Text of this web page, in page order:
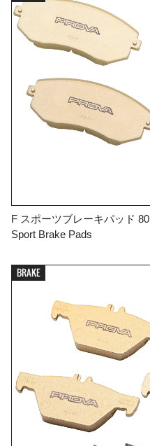
F スポーツブレーキパッド 80
Sport Brake Pads
BRAKE